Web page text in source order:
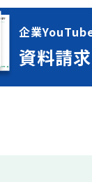
企業
資料請